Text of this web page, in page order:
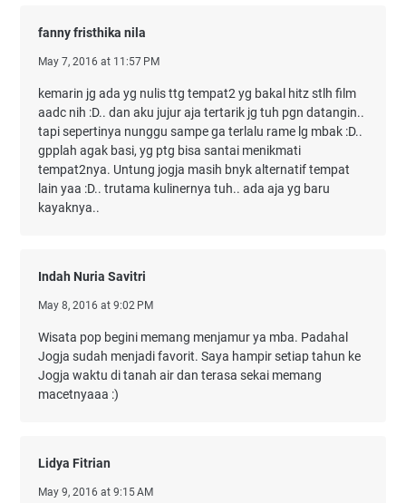
fanny fristhika nila
May 7, 2016 at 11:57 PM
kemarin jg ada yg nulis ttg tempat2 yg bakal hitz stlh film
aadc nih :D.. dan aku jujur aja tertarik jg tuh pgn datangin..
tapi sepertinya nunggu sampe ga terlalu rame lg mbak :D..
gpplah agak basi, yg ptg bisa santai menikmati
tempat2nya. Untung jogja masih bnyk alternatif tempat
lain yaa :D.. trutama kulinernya tuh.. ada aja yg baru
kayaknya..
Indah Nuria Savitri
May 8, 2016 at 9:02 PM
Wisata pop begini memang menjamur ya mba. Padahal
Jogja sudah menjadi favorit. Saya hampir setiap tahun ke
Jogja waktu di tanah air dan terasa sekai memang
macetnyaaa :)
Lidya Fitrian
May 9, 2016 at 9:15 AM